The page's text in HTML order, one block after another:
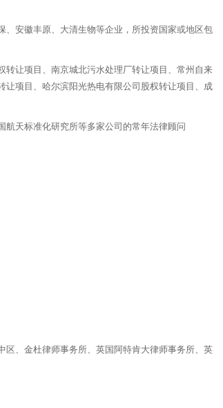
安徽丰原、大清生物等企业，所投资国家或地区包
让项目、南京城北污水处理厂转让项目、常州自来
项目、哈尔滨阳光热电有限公司股权转让项目、成
天标准化研究所等多家公司的常年法律顾问
、金杜律师事务所、英国阿特肯大律师事务所、英